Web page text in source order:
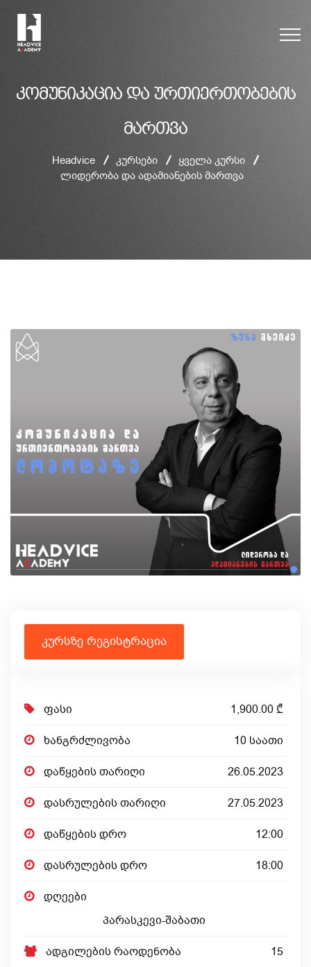
კომუნიკაცია და ურთიერთობების
მართვა
Headvice კურსები
ყველა კურსი
ლიდერობა და ადამიანების მართვა
კურსზე რეგისტრაცია
ფასი 1,900.00 ₾
ხანგრძლივობა 10 საათი
დაწყების თარიღი 26.05.2023
დასრულების თარიღი 27.05.2023
დაწყების დრო 12:00
დასრულების დრო 18:00
დღეები
პარასკევი-შაბათი
ადგილების რაოდენობა 15